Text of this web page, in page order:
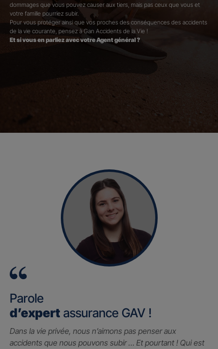
dommages que vous pouvez causer aux tiers, mais pas ceux que vous et
votre famille pourriez subir.
Pour vous protéger ainsi que vos proches des conséquences des accidents
de la vie courante, pensez à Gan Accidents de la Vie !
Et si vous en parliez avec votre Agent général ?
Parole
d’expert assurance GAV !
Dans la vie privée, nous n’aimons pas penser aux
accidents que nous pouvons subir … Et pourtant ! Qui est